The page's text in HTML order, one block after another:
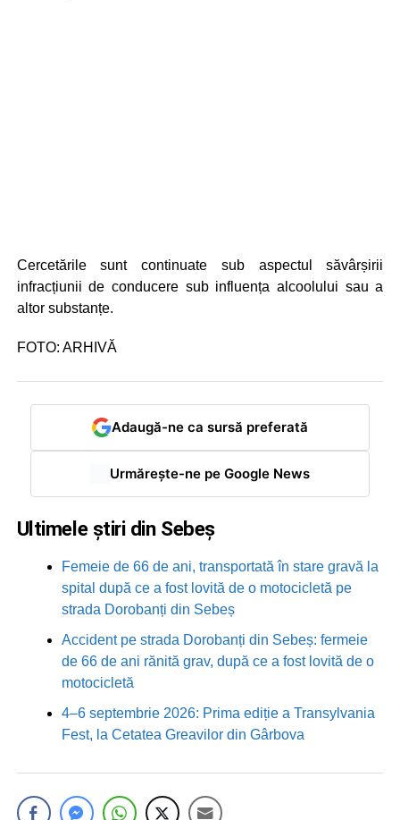
Cercetările sunt continuate sub aspectul săvârșirii
infracțiunii de conducere sub influența alcoolului sau a
altor substanțe.
FOTO: ARHIVĂ
Adaugă-ne ca sursă preferată
Urmărește-ne pe Google News
Ultimele știri din Sebeș
Femeie de 66 de ani, transportată în stare gravă la
spital după ce a fost lovită de o motocicletă pe
strada Dorobanți din Sebeș
Accident pe strada Dorobanți din Sebeș: fermeie
de 66 de ani rănită grav, după ce a fost lovită de o
motocicletă
4–6 septembrie 2026: Prima ediție a Transylvania
Fest, la Cetatea Greavilor din Gârbova